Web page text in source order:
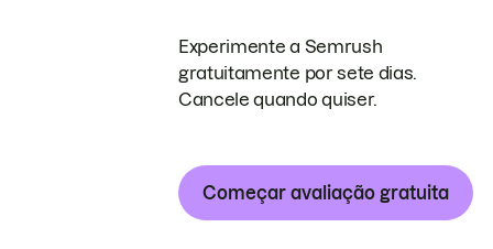
Experimente a Semrush
gratuitamente por sete dias.
Cancele quando quiser.
Começar avaliação gratuita